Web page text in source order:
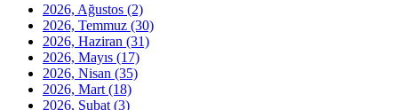
2026, Ağustos (2)
2026, Temmuz (30)
2026, Haziran (31)
2026, Mayıs (17)
2026, Nisan (35)
2026, Mart (18)
2026, Şubat (3)